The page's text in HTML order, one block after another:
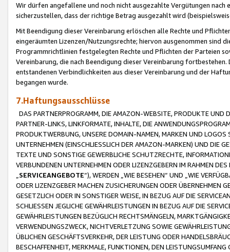
Wir dürfen angefallene und noch nicht ausgezahlte Vergütungen
sicherzustellen, dass der richtige Betrag ausgezahlt wird
Mit Beendigung dieser Vereinbarung erlöschen alle Rechte und
eingeräumten Lizenzen/Nutzungsrechte; hiervon ausgenommen sind
Programmrichtlinien festgelegten Rechte und Pflichten der Parteien
Vereinbarung, die nach Beendigung dieser Vereinbarung
entstandenen Verbindlichkeiten aus dieser Vereinbarung und der
begangen wurde.
7.Haftungsausschlüsse
DAS PARTNERPROGRAMM, DIE AMAZON-WEBSITE, PRODUKTE UND
PARTNER-LINKS, LINKFORMATE, INHALTE, DIE
PRODUKTWERBUNG, UNSERE DOMAIN-NAMEN, MARKEN UND
UNTERNEHMEN (EINSCHLIESSLICH DER AMAZON-MARKEN) UND DIE
TEXTE UND SONSTIGE GEWERBLICHE SCHUTZRECHTE,
VERBUNDENEN UNTERNEHMEN ODER LIZENZGEBERN IM RAHMEN
SERVICEANGEBOTE“), WERDEN „WIE BESEHEN“ UND „WIE
ODER LIZENZGEBER MACHEN ZUSICHERUNGEN ODER ÜBERNEHMEN
GESETZLICH ODER IN SONSTIGER WEISE, IN BEZUG AUF DIE
SCHLIESSEN JEGLICHE GEWÄHRLEISTUNGEN IN BEZUG AUF DIE
GEWÄHRLEISTUNGEN BEZÜGLICH RECHTSMÄNGELN,
VERWENDUNGSZWECK, NICHTVERLETZUNG SOWIE
ÜBLICHEN GESCHÄFTSVERKEHR, DER LEISTUNG ODER
BESCHAFFENHEIT, MERKMALE, FUNKTIONEN, DEN